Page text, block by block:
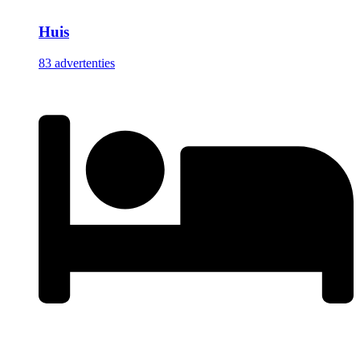
Huis
83 advertenties